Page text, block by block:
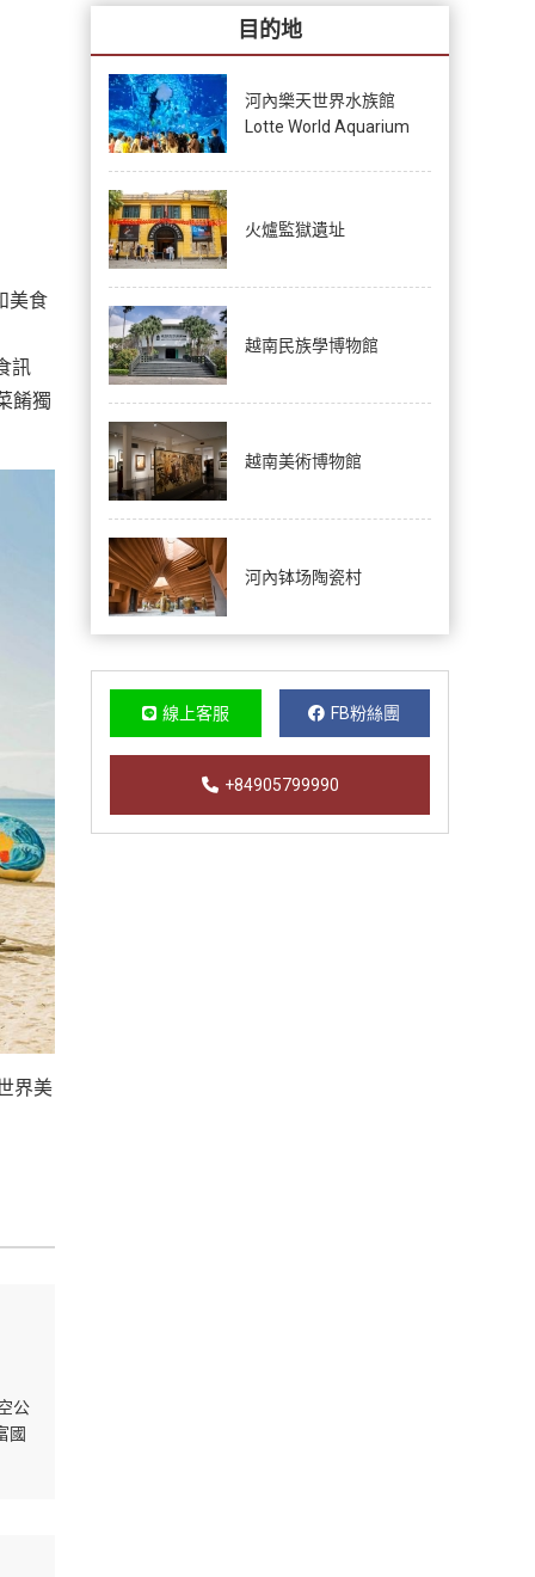
美食
訊
餚獨
界美
公
國
目的地
河內樂天世界水族館
Lotte World Aquarium
火爐監獄遺址
越南民族學博物館
越南美術博物館
河內钵场陶瓷村
線上客服 FB粉絲團
+84905799990